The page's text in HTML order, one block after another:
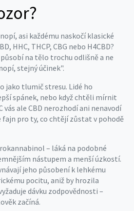
asi každému naskočí klasické
HHC, THCP, CBG nebo H4CBD?
na tělo trochu odlišně a ne
stejný účinek".
jako tlumič stresu. Lidé ho
spánek, nebo když chtěli mírnit
vás ale CBD nerozhodí ani nenavodí
fajn pro ty, co chtějí zůstat v pohodě
– láká na podobné
nástupem a menší úzkostí.
jeho působení k lehkému
pocitu, aniž by hrozila
dávku zodpovědnosti –
začíná.